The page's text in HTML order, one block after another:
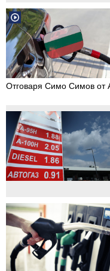
Отговаря Симо Симов от